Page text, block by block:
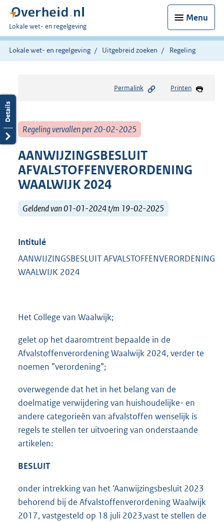
Menu
U
bent
hier:
Lokale wet- en regelgeving
Lokale wet- en regelgeving Uitgebreid zoeken Regeling
Permalink Printen
Regeling vervallen per 20-02-2025
AANWIJZINGSBESLUIT
AFVALSTOFFENVERORDENING
WAALWIJK 2024
Geldend van 01-01-2024 t/m 19-02-2025
Intitulé
AANWIJZINGSBESLUIT AFVALSTOFFENVERORDENING
WAALWIJK 2024
Het College van Waalwijk;
gelet op het daaromtrent bepaalde in de
Afvalstoffenverordening Waalwijk 2024, verder te
noemen ”verordening”;
overwegende dat het in het belang van de
doelmatige verwijdering van huishoudelijke- en
andere categorieën van afvalstoffen wenselijk is
regels te stellen ter uitvoering van onderstaande
artikelen:
BESLUIT
onder intrekking van het ‘Aanwijzingsbesluit 2023
behorend bij de Afvalstoffenverordening Waalwijk
2017, vastgesteld op 18 juli 2023,vast te stellen de